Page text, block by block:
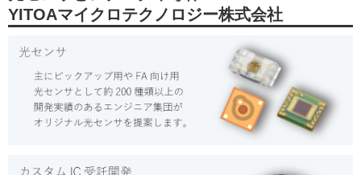
YITOAマイクロテクノロジー株式会社